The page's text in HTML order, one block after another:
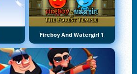
Fireboy And Watergirl 1